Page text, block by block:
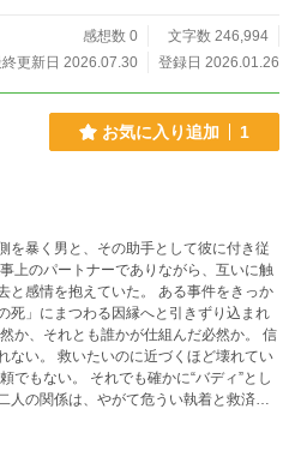
感想数 0
文字数 246,994
終更新日 2026.07.30
登録日 2026.01.26
お気に入り追加 1
を暴く男と、その助手として彼に付き従
上のパートナーでありながら、互いに触
抱えていた。 ある事件をきっか
死」にまつわる因縁へと引きずり込まれ
か、それとも誰かが仕組んだ必然か。 信
ない。 救いたいのに近づくほど壊れてい
人の関係は、やがて危うい執着と救済の
ディになりきれな